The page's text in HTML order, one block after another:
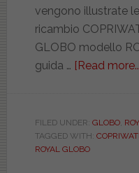
vengono illustrate
ricambio
GLOBO modello
guida … [Read
FILED UNDER: GLOBO,
TAGGED WITH:
ROYAL GLOBO